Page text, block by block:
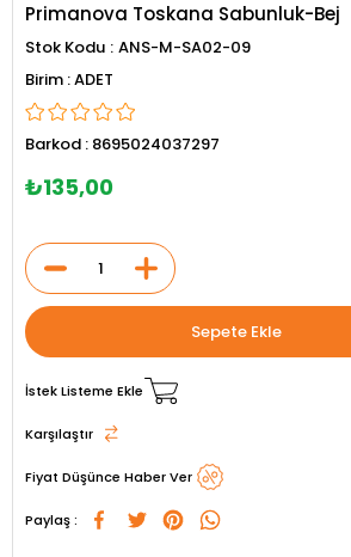
Primanova Toskana Sabunluk-Bej
Stok Kodu ANS-M-SA02-09
ADET
Barkod : 8695024037297
₺135,00
İstek Listeme Ekle
Karşılaştır
Fiyat Düşünce Haber Ver
Paylaş :